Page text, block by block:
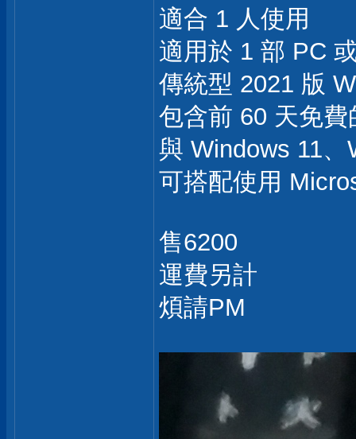
適合 1 人使用
適用於 1 部 PC
傳統型 2021 版
包含前 60 天免
與 Windows 11
可搭配使用
售6200
運費另計
煩請PM